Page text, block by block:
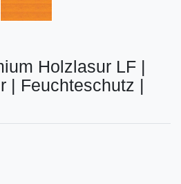
Holzlasur LF |
| Feuchteschutz |